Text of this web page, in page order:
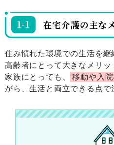
1-1 在宅介護の主な
住み慣れた環境での生活を継
高齢者にとって大きなメリッ
家族にとっても、
移動や入
がら、生活と両立できる点で